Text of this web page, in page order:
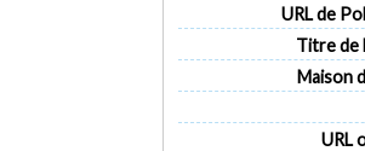
URL de
Titre de
Maison
URL